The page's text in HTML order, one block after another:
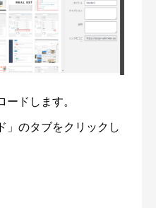
ードします。
」のタブをクリックし